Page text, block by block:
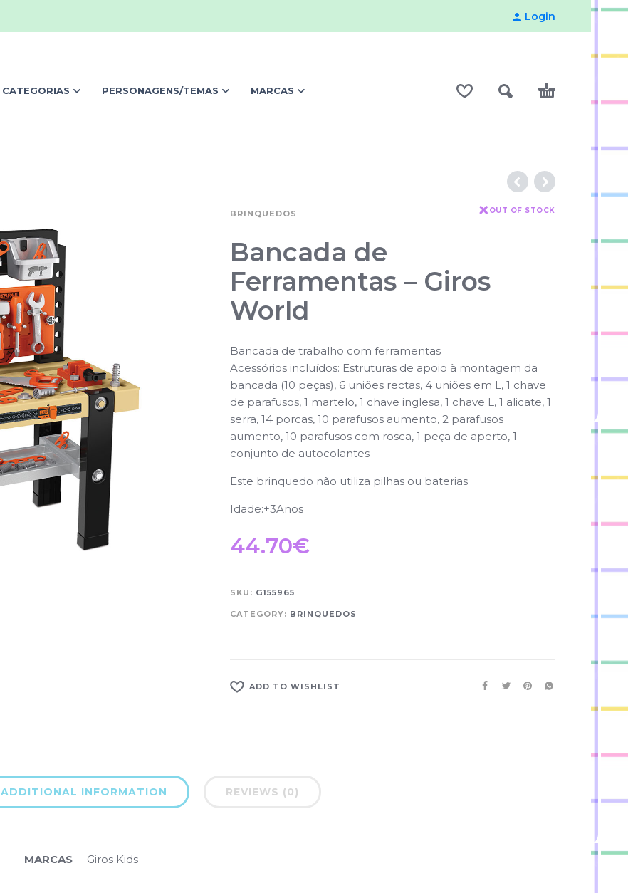
Login
CATEGORIAS PERSONAGENS/TEMAS MARCAS
BRINQUEDOS OUT OF STOCK
Bancada de
Ferramentas – Giros
World
Bancada de trabalho com ferramentas
Acessórios incluídos: Estruturas de apoio à montagem da
bancada (10 peças), 6 uniões rectas, 4 uniões em L, 1 chave
de parafusos, 1 martelo, 1 chave inglesa, 1 chave L, 1 alicate, 1
serra, 14 porcas, 10 parafusos aumento, 2 parafusos
aumento, 10 parafusos com rosca, 1 peça de aperto, 1
conjunto de autocolantes
Este brinquedo não utiliza pilhas ou baterias
Idade:+3Anos
44.70€
SKU: G155965
CATEGORY: BRINQUEDOS
ADD TO WISHLIST
ADDITIONAL INFORMATION REVIEWS (0)
MARCAS Giros Kids